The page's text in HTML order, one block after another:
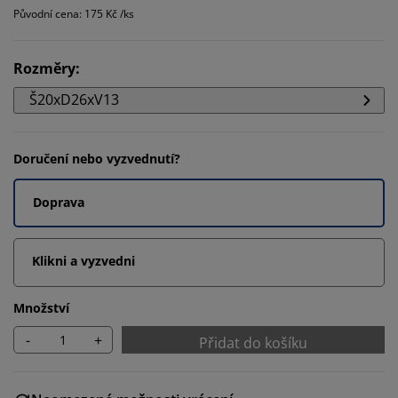
Původní cena: 175 Kč /ks
Rozměry:
Š20xD26xV13
Doručení nebo vyzvednutí?
Doprava
Klikni a vyzvedni
Množství
- + Přidat do košíku